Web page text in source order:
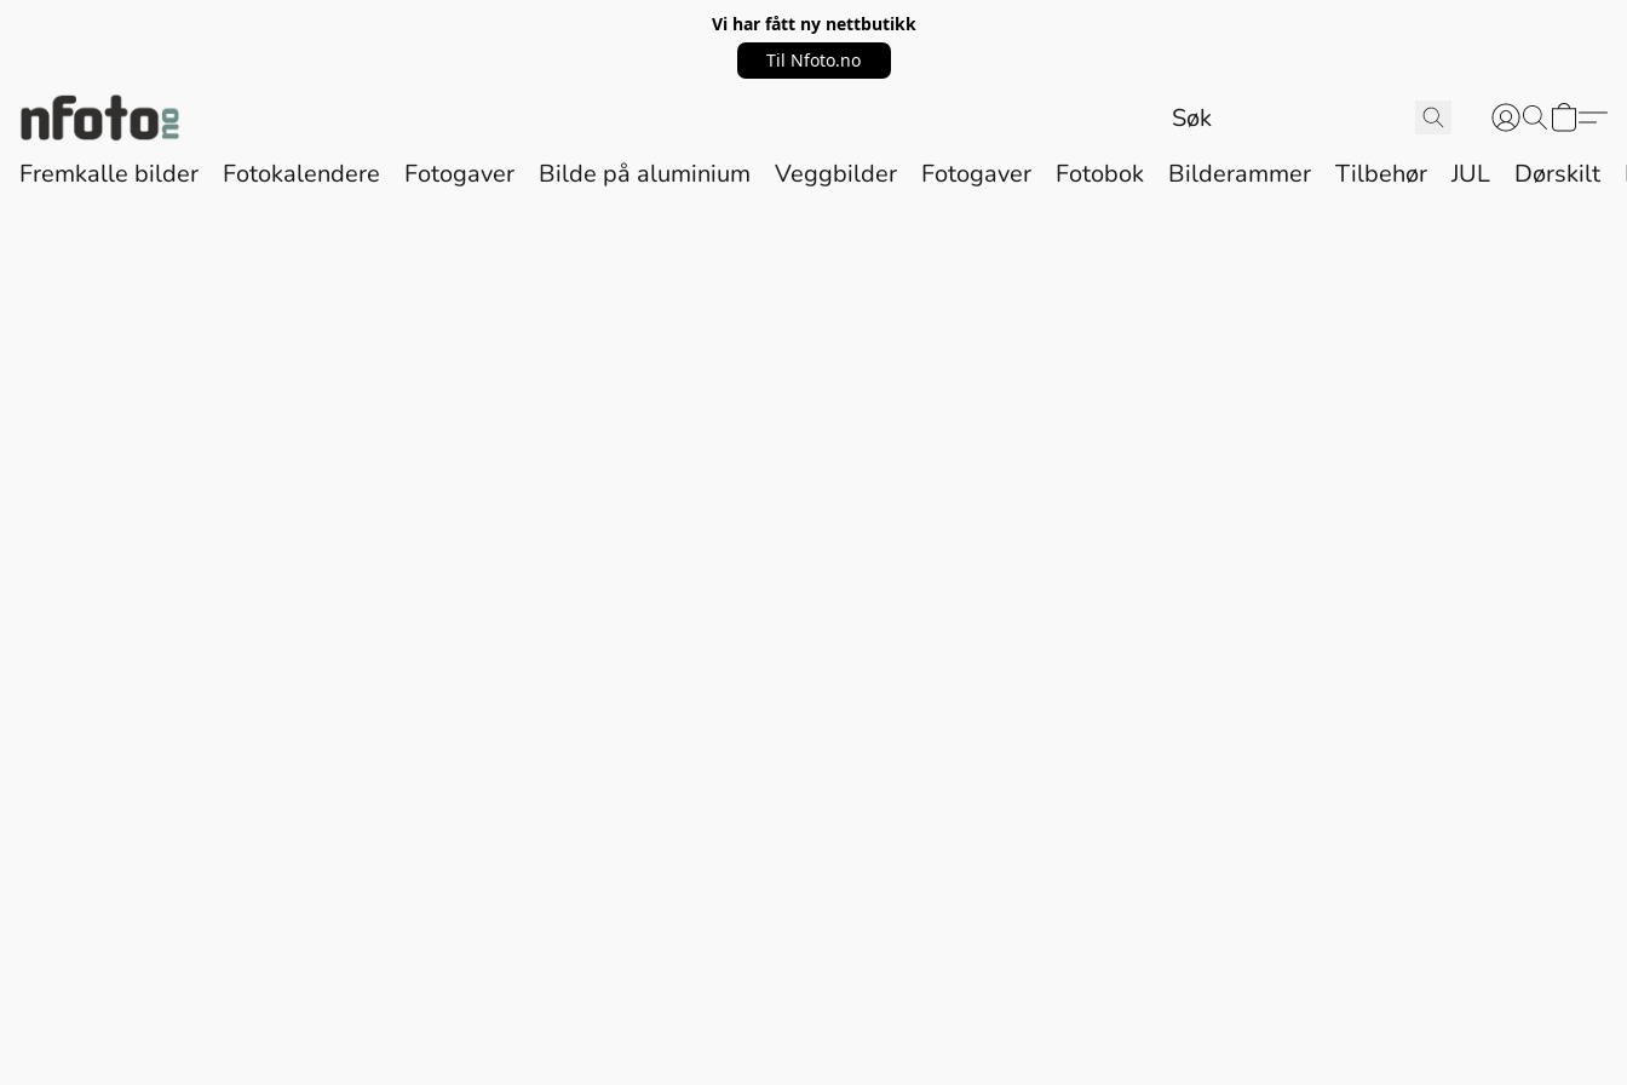
Vi har fått ny nettbutikk
Til Nfoto.no
Fremkalle bilder Fotokalendere Fotogaver Bilde på aluminium Veggbilder Fotogaver Fotobok Bilderammer Tilbehør JUL Dørskilt